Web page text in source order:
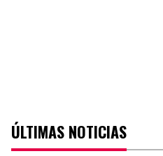
ÚLTIMAS NOTICIAS